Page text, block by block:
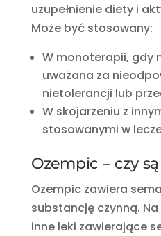
uzupełnienie diety i
Może być stosowany:
W monoterapii, gdy
uważana za
nietolerancji lub
W skojarzeniu z
stosowanymi w
Ozempic – czy
Ozempic zawiera
substancję czynną.
inne leki zawierające